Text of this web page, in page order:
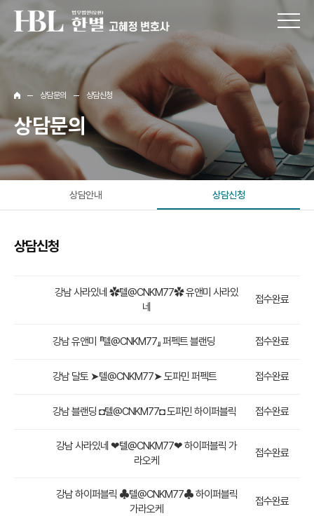
상담문의
상담안내 상담신청
상담문의 상담신청
상담신청
강남 사라있네 ✿텔@CNKM77✿ 유앤미 사라있
네
접수완료
강남 유앤미 『텔@CNKM77』 퍼펙트 블랜딩 접수완료
강남 달토 ➤텔@CNKM77➤ 도파민 퍼펙트 접수완료
강남 블랜딩 ◘텔@CNKM77◘ 도파민 하이퍼블릭 접수완료
강남 사라있네 ❤텔@CNKM77❤ 하이퍼블릭 가
라오케
접수완료
강남 하이퍼블릭 ♣텔@CNKM77♣ 하이퍼블릭
가라오케
접수완료